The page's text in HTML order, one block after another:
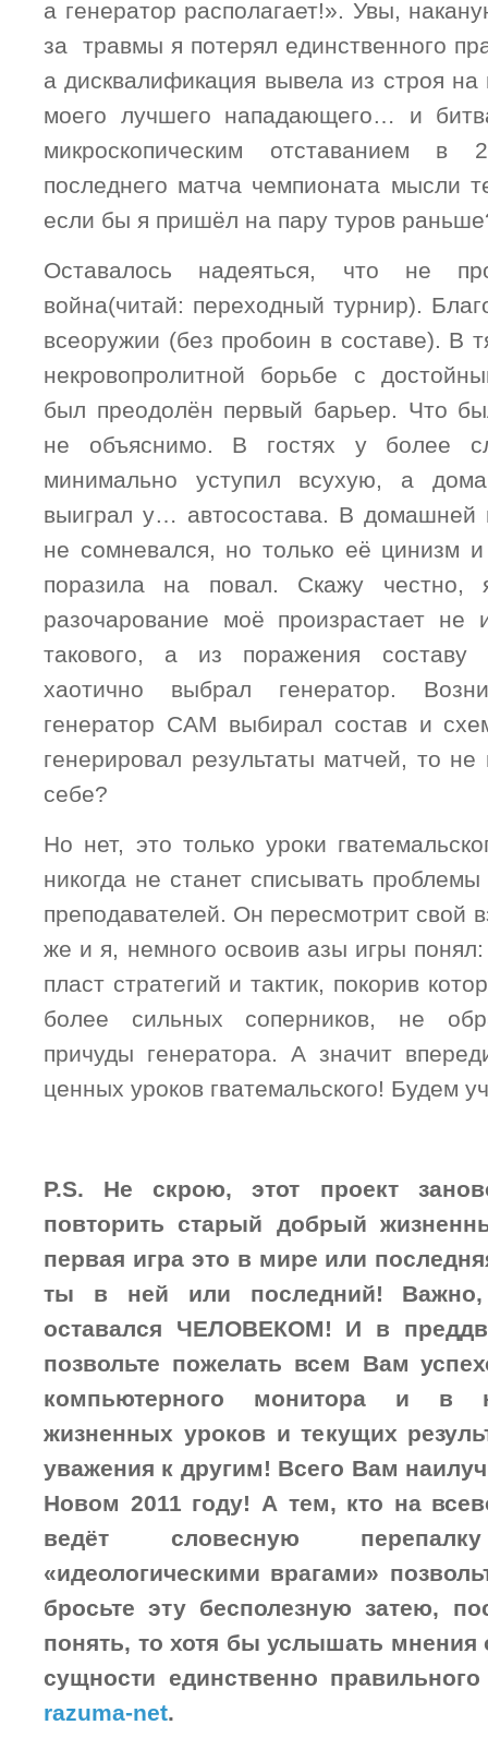
а генератор располагает!». Увы,
за травмы я потерял единственного
а дисквалификация вывела из строя
моего лучшего нападающего… и
микроскопическим отставанием
последнего матча чемпионата мысли
если бы я пришёл на пару туров
Оставалось надеяться, что не
война(читай: переходный турнир).
всеоружии (без пробоин в составе). В
некровопролитной борьбе с
был преодолён первый барьер. Что
не объяснимо. В гостях у более
минимально уступил всухую, а
выиграл у… автосостава. В домашней
не сомневался, но только её цинизм
поразила на повал. Скажу честно,
разочарование моё произрастает не
такового, а из поражения составу
хаотично выбрал генератор.
генератор САМ выбирал состав и
генерировал результаты матчей, то
себе?
Но нет, это только уроки
никогда не станет списывать
преподавателей. Он пересмотрит свой
же и я, немного освоив азы игры
пласт стратегий и тактик, покорив
более сильных соперников, не
причуды генератора. А значит
ценных уроков гватемальского! Будем
P.S. Не скрою, этот проект
повторить старый добрый
первая игра это в мире или
ты в ней или последний!
оставался ЧЕЛОВЕКОМ! И в
позвольте пожелать всем Вам
компьютерного монитора и в
жизненных уроков и текущих
уважения к другим! Всего Вам
Новом 2011 году! А тем, кто на
ведёт словесную
«идеологическими врагами»
бросьте эту бесполезную затею,
понять, то хотя бы услышать
сущности единственно
razuma-net.